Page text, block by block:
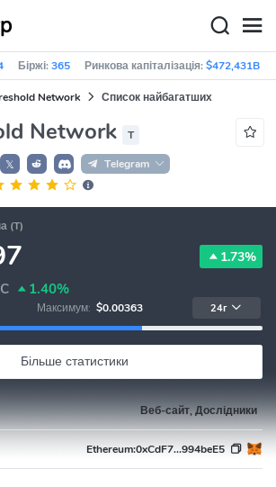
Біржі:365 Ринкова капіталізація:$472,431B
Network Список найбагатших
Network T
𝕏
Telegram
(T)
1.73%
1.40%
Максимум: $0.00363 24г
Більше статистики
Веб-сайт, Дослідники
Ethereum:0xCdF7...994beE5